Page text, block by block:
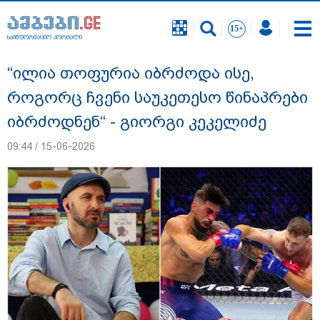
საინფორმაციო პორტალი
"12 წლის განმავლობაში ფაქტობრივად
საქმის ჩაფარცხვის ოპერაცია
მიმდინარეობდა - არის ეჭვები ვინმეს ხომ
არ მფარველობენ" - დაკარგული
საინფორმაციო პორტალი
“ილია თოფურია იბრძოდა ისე,
როგორც ჩვენი საუკეთესო წინაპრები
იბრძოდნენ“ - გიორგი კეკელიძე
09:44 / 15-06-2026